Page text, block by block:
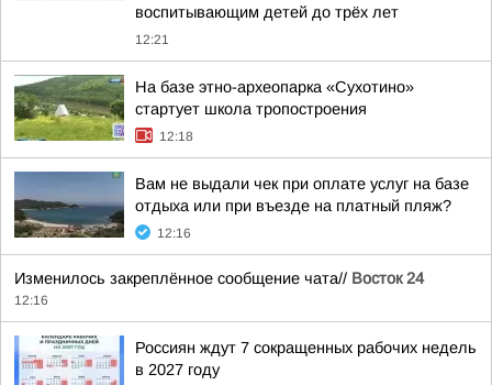
воспитывающим детей до трёх лет
12:21
На базе этно-археопарка «Сухотино»
стартует школа тропостроения
12:18
Вам не выдали чек при оплате услуг на базе
отдыха или при въезде на платный пляж?
12:16
Изменилось закреплённое сообщение чата// Восток 24
12:16
Россиян ждут 7 сокращенных рабочих недель
в 2027 году